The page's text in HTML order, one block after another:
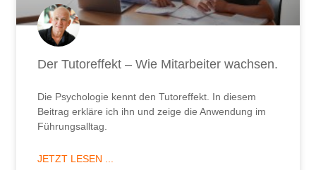
Der Tutoreffekt – Wie Mitarbeiter wachsen.
Die Psychologie kennt den Tutoreffekt. In diesem
Beitrag erkläre ich ihn und zeige die Anwendung im
Führungsalltag.
JETZT LESEN ...